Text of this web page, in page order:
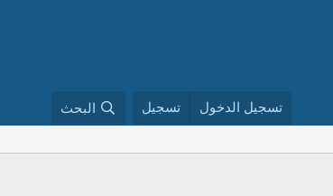
تسجيل الدخول تسجيل البحث